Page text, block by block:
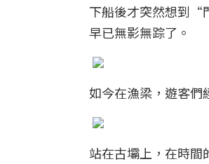
下船後才突然想到“
早已無影無踪了。
如今在漁梁，遊客
站在古壩上，在時間